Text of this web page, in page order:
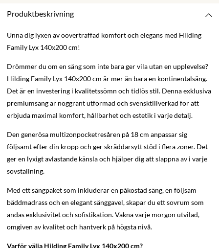
Produktbeskrivning
Unna dig lyxen av oöverträffad komfort och elegans med Hilding
Family Lyx 140x200 cm!
Drömmer du om en säng som inte bara ger vila utan en upplevelse?
Hilding Family Lyx 140x200 cm är mer än bara en kontinentalsäng.
Det är en investering i kvalitetssömn och tidlös stil. Denna exklusiva
premiumsäng är noggrant utformad och svensktillverkad för att
erbjuda maximal komfort, hållbarhet och estetik i varje detalj.
Den generösa multizonpocketresåren på 18 cm anpassar sig
följsamt efter din kropp och ger skräddarsytt stöd i flera zoner. Det
ger en lyxigt avlastande känsla och hjälper dig att slappna av i varje
sovställning.
Med ett sängpaket som inkluderar en påkostad säng, en följsam
bäddmadrass och en elegant sänggavel, skapar du ett sovrum som
andas exklusivitet och sofistikation. Vakna varje morgon utvilad,
omgiven av kvalitet och hantverk på högsta nivå.
Varför välja Hilding Family Lyx 140x200 cm?